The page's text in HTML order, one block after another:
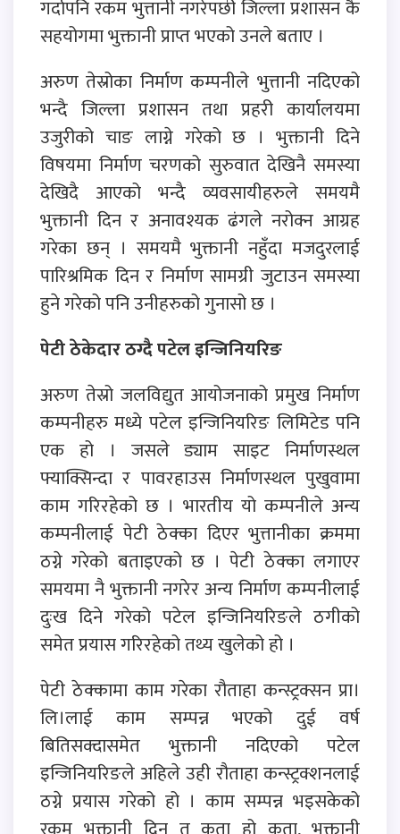
गर्दापनि रकम भुत्तानी नगरेपछी जिल्ला प्रशासन कै
सहयोगमा भुक्तानी प्राप्त भएको उनले बताए ।
अरुण तेस्रोका निर्माण कम्पनीले भुत्तानी नदिएको
भन्दै जिल्ला प्रशासन तथा प्रहरी कार्यालयमा
उजुरीको चाङ लाग्ने गरेको छ । भुक्तानी दिने
विषयमा निर्माण चरणको सुरुवात देखिनै समस्या
देखिदै आएको भन्दै व्यवसायीहरुले समयमै
भुक्तानी दिन र अनावश्यक ढंगले नरोक्न आग्रह
गरेका छन् । समयमै भुक्तानी नहुँदा मजदुरलाई
पारिश्रमिक दिन र निर्माण सामग्री जुटाउन समस्या
हुने गरेको पनि उनीहरुको गुनासो छ ।
पेटी ठेकेदार ठग्दै पटेल इन्जिनियरिङ
अरुण तेस्रो जलविद्युत आयोजनाको प्रमुख निर्माण
कम्पनीहरु मध्ये पटेल इन्जिनियरिङ लिमिटेड पनि
एक हो । जसले ड्याम साइट निर्माणस्थल
फ्याक्सिन्दा र पावरहाउस निर्माणस्थल पुखुवामा
काम गरिरहेको छ । भारतीय यो कम्पनीले अन्य
कम्पनीलाई पेटी ठेक्का दिएर भुत्तानीका क्रममा
ठग्ने गरेको बताइएको छ । पेटी ठेक्का लगाएर
समयमा नै भुक्तानी नगरेर अन्य निर्माण कम्पनीलाई
दुःख दिने गरेको पटेल इन्जिनियरिङले ठगीको
समेत प्रयास गरिरहेको तथ्य खुलेको हो ।
पेटी ठेक्कामा काम गरेका रौताहा कन्स्ट्रक्सन प्रा।
लि।लाई काम सम्पन्न भएको दुई वर्ष
बितिसक्दासमेत भुक्तानी नदिएको पटेल
इन्जिनियरिङले अहिले उही रौताहा कन्स्ट्रक्शनलाई
ठग्ने प्रयास गरेको हो । काम सम्पन्न भइसकेको